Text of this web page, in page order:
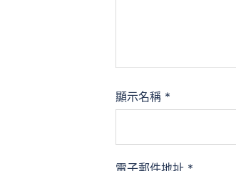
顯示名稱 *
電子郵件地址 *